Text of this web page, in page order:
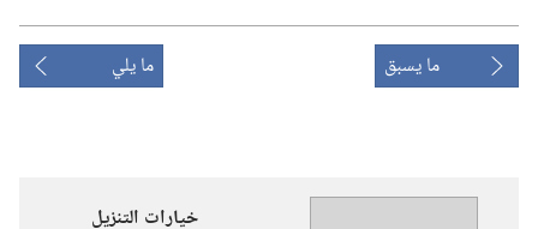
ما يسبق ما يلي
خيارات التنزيل